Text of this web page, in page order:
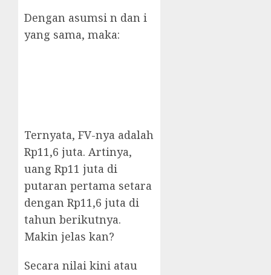
Dengan asumsi n dan i
yang sama, maka:
Ternyata, FV-nya adalah
Rp11,6 juta. Artinya,
uang Rp11 juta di
putaran pertama setara
dengan Rp11,6 juta di
tahun berikutnya.
Makin jelas kan?
Secara nilai kini atau